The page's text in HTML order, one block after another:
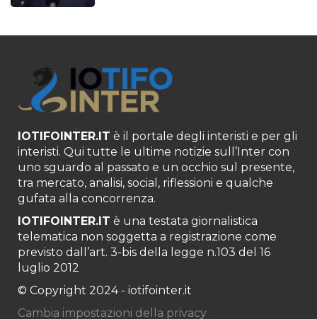
IOTIFOINTER.IT è il portale degli interisti e per gli
interisti. Qui tutte le ultime notizie sull’Inter con
uno sguardo al passato e un occhio sul presente,
tra mercato, analisi, social, riflessioni e qualche
gufata alla concorrenza.
IOTIFOINTER.IT è una testata giornalistica
telematica non soggetta a registrazione come
previsto dall’art. 3-bis della legge n.103 del 16
luglio 2012
© Copyright 2024 - iotifointer.it
Cambia impostazioni della privacy